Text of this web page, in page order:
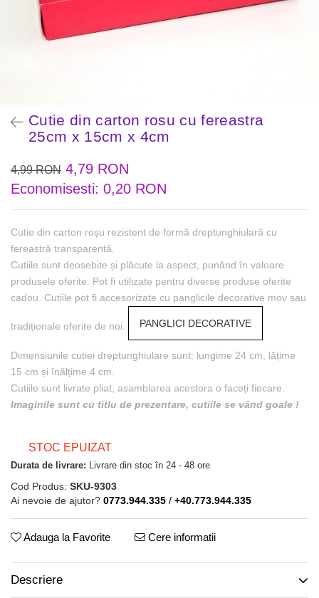
Cutie din carton rosu cu fereastra
25cm x 15cm x 4cm
4,99 RON 4,79 RON
Economisesti: 0,20 RON
Cutie din carton roșu rezistent de formă dreptunghiulară cu
fereastră transparentă.
Cutiile sunt deosebite și plăcute la aspect, punând în valoare
produsele oferite. Pot fi utilizate pentru diverse produse oferite
cadou. Cutiile pot fi accesorizate cu panglicile decorative mov sau
tradiționale oferite de noi. PANGLICI DECORATIVE
Dimensiunile cutiei dreptunghiulare sunt: lungime 24 cm, lățime
15 cm și înălțime 4 cm.
Cutiile sunt livrate pliat, asamblarea acestora o faceți fiecare.
Imaginile sunt cu titlu de prezentare, cutiile se vând goale !
STOC EPUIZAT
Durata de livrare: Livrare din stoc în 24 - 48 ore
Cod Produs: SKU-9303
Ai nevoie de ajutor? 0773.944.335 / +40.773.944.335
Adauga la Favorite Cere informatii
Descriere